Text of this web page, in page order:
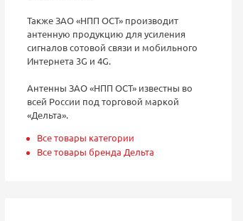
Также ЗАО «НПП ОСТ» производит
антенную продукцию для усиления
сигналов сотовой связи и мобильного
Интернета 3G и 4G.
Антенны ЗАО «НПП ОСТ» известны во
всей России под торговой маркой
«Дельта».
Все товары категории
Все товары бренда Дельта